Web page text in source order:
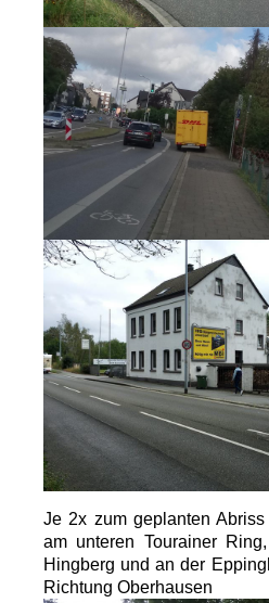
Je 2x zum geplanten
am unteren Tourainer
Hingberg und an der
Richtung Oberhausen